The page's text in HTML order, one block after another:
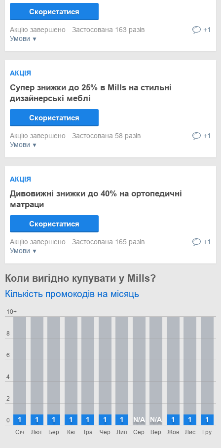
Умови
Скористатися
Акцію завершено Застосована 163 разів +1
Умови
АКЦІЯ
Супер знижки до 25% в Mills на стильні
дизайнерські меблі
Скористатися
Акцію завершено Застосована 58 разів +1
Умови
АКЦІЯ
Дивовижні знижки до 40% на ортопедичні
матраци
Скористатися
Акцію завершено Застосована 165 разів +1
Коли вигідно купувати у Mills?
Кількість промокодів на місяць
0
2
4
6
8
10+
Січ
1
Лют
1
Бер
1
Кві
1
Тра
1
Чер
1
Лип
1
Сер
N/A
Вер
N/A
Жов
1
Лис
1
Гру
1